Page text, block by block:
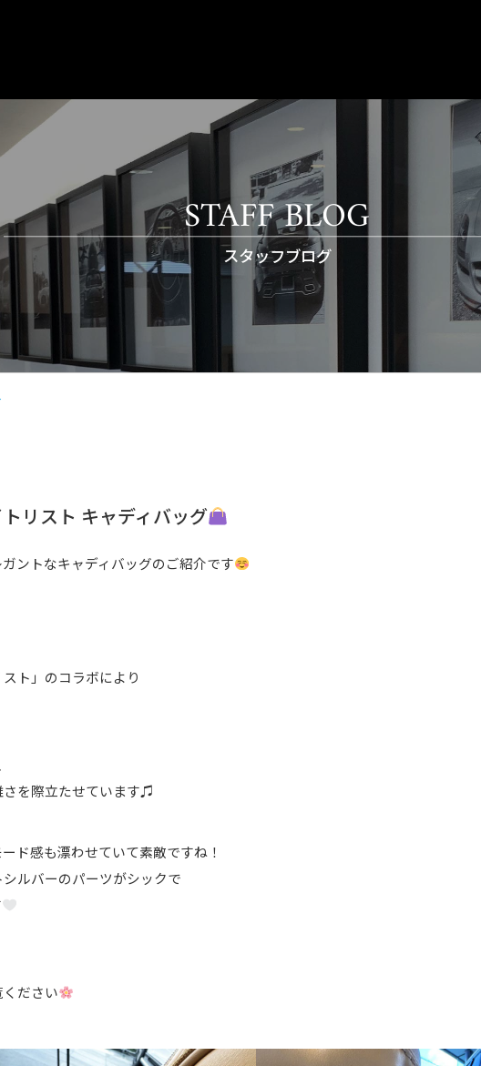
STAFF BLOG
スタッフブログ
リスト キャディバッグ
ントなキャディバッグのご紹介です
ト」のコラボにより
さを際立たせています♫
ド感も漂わせていて素敵ですね！
ルバーのパーツがシックで
ださい